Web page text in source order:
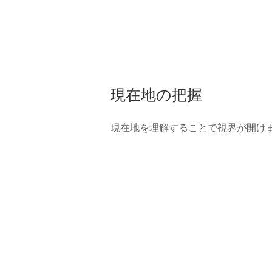
現在地の把握
現在地を理解することで視界が開け